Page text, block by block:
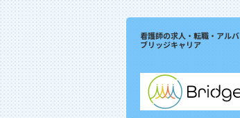
看護師の求人・転職・アル
ブリッジキャリア